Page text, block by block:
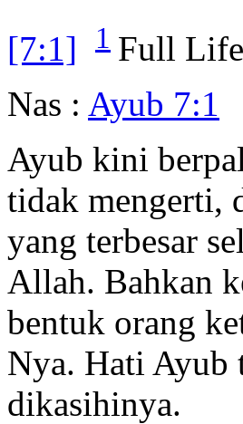
[7:1]
1 Full Life
Nas : Ayub 7:1
Ayub kini
tidak mengerti,
yang terbesar
Allah. Bahkan
bentuk orang
Nya. Hati Ayub
dikasihinya.